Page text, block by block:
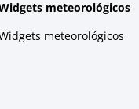
meteorológicos
meteorológicos